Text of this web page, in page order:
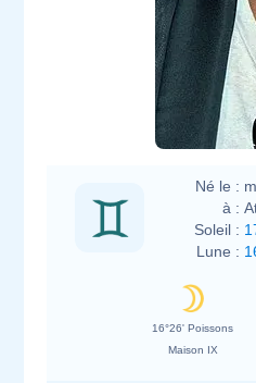
Né le :
à :
Soleil :
Lune :
16°26' Poissons
Maison IX